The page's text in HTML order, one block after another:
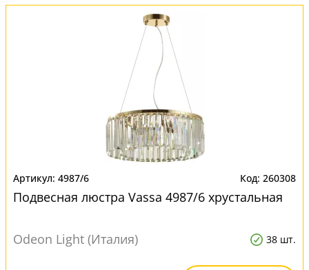
4987/6 260308
Подвесная люстра Vassa 4987/6 хрустальная
Odeon Light (Италия) 38 шт.